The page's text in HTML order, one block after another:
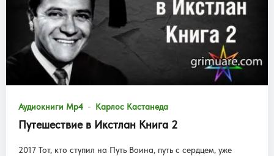
Аудиокниги Mp4 Карлос Кастанеда
Путешествие в Икстлан Книга 2
2017 Тот, кто ступил на Путь Воина, путь с сердцем, уже